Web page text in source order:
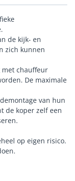
de kijk- en
zich kunnen
met chauffeur
De maximale
van hun
de koper zelf een
op eigen risico.